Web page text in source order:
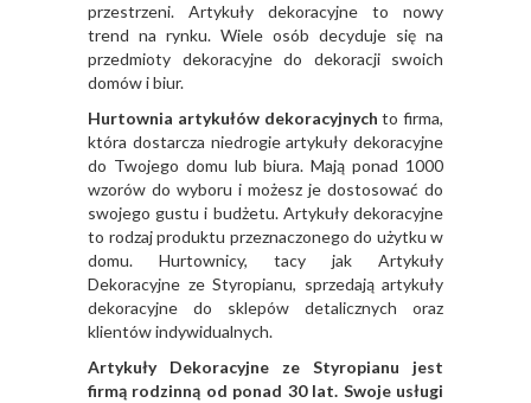
przestrzeni. Artykuły dekoracyjne to nowy
trend na rynku. Wiele osób decyduje się na
przedmioty dekoracyjne do dekoracji swoich
domów i biur.
Hurtownia artykułów dekoracyjnych to firma,
która dostarcza niedrogie artykuły dekoracyjne
do Twojego domu lub biura. Mają ponad 1000
wzorów do wyboru i możesz je dostosować do
swojego gustu i budżetu. Artykuły dekoracyjne
to rodzaj produktu przeznaczonego do użytku w
domu. Hurtownicy, tacy jak Artykuły
Dekoracyjne ze Styropianu, sprzedają artykuły
dekoracyjne do sklepów detalicznych oraz
klientów indywidualnych.
Artykuły Dekoracyjne ze Styropianu jest
firmą rodzinną od ponad 30 lat. Swoje usługi